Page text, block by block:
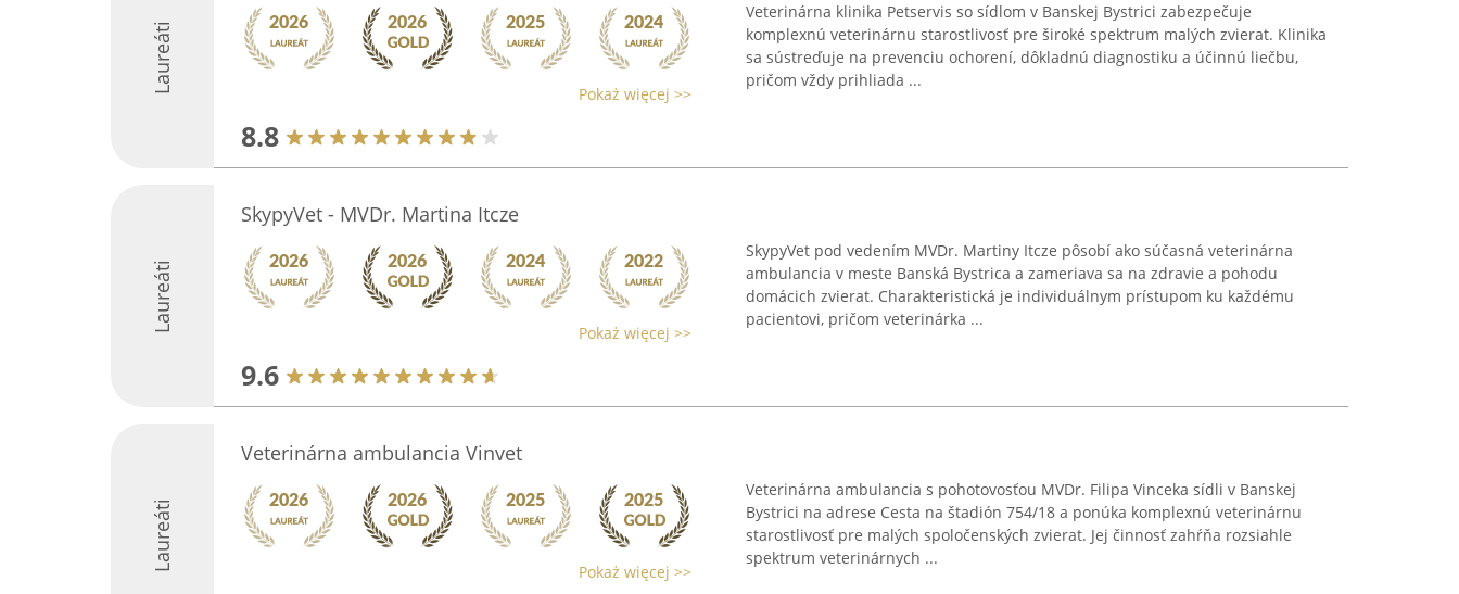
Laureáti Pokaż więcej >>
8.8
Veterinárna klinika Petservis so sídlom v Banskej Bystrici zabezpečuje
komplexnú veterinárnu starostlivosť pre široké spektrum malých zvierat. Klinika
sa sústreďuje na prevenciu ochorení, dôkladnú diagnostiku a účinnú liečbu,
pričom vždy prihliada ...
Laureáti
SkypyVet - MVDr. Martina Itcze
Pokaż więcej >>
9.6
SkypyVet pod vedením MVDr. Martiny Itcze pôsobí ako súčasná veterinárna
ambulancia v meste Banská Bystrica a zameriava sa na zdravie a pohodu
domácich zvierat. Charakteristická je individuálnym prístupom ku každému
pacientovi, pričom veterinárka ...
Laureáti
Veterinárna ambulancia Vinvet
Pokaż więcej >>
Veterinárna ambulancia s pohotovosťou MVDr. Filipa Vinceka sídli v Banskej
Bystrici na adrese Cesta na štadión 754/18 a ponúka komplexnú veterinárnu
starostlivosť pre malých spoločenských zvierat. Jej činnosť zahŕňa rozsiahle
spektrum veterinárnych ...